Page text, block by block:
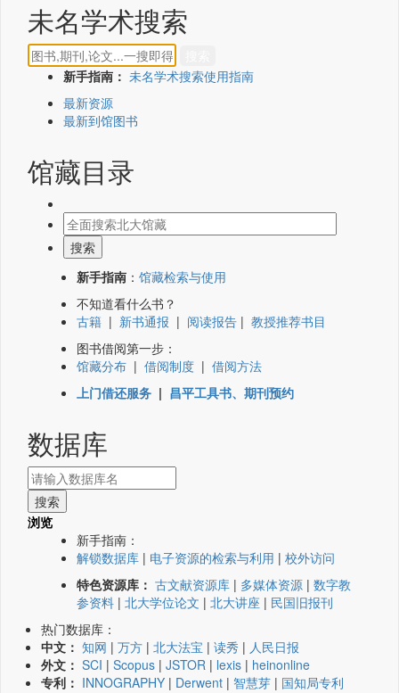
未名学术搜索
新手指南： 未名学术搜索使用指南
最新资源
最新到馆图书
馆藏目录
新手指南 ： 馆藏检索与使用
不知道看什么书？
古籍 | 新书通报 | 阅读报告 | 教授推荐书目
图书借阅第一步：
馆藏分布 | 借阅制度 | 借阅方法
上门借还服务 | 昌平工具书、期刊预约
数据库
浏览
新手指南：
解锁数据库 | 电子资源的检索与利用 | 校外访问
特色资源库： 古文献资源库 | 多媒体资源 | 数字教
参资料 | 北大学位论文 | 北大讲座 | 民国旧报刊
热门数据库：
中文： 知网 | 万方 | 北大法宝 | 读秀 | 人民日报
外文： SCI | Scopus | JSTOR | lexis | heinonline
专利： INNOGRAPHY | Derwent | 智慧芽 | 国知局专利